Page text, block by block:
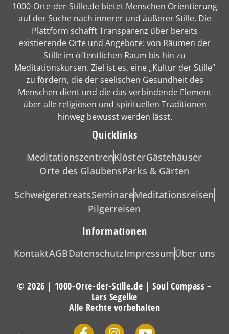
1000-Orte-der-Stille.de bietet Menschen Orientierung
auf der Suche nach innerer und äußerer Stille. Die
Plattform schafft Transparenz über bereits
existierende Orte und Angebote: von Räumen der
Stille im öffentlichen Raum bis hin zu
Meditationskursen. Ziel ist es, eine „Kultur der Stille“
zu fördern, die der seelischen Gesundheit des
Menschen dient und die das verbindende Element
über alle religiösen und spirituellen Traditionen
hinweg bewusst werden lässt.
Quicklinks
MeditationszentrenKlösterGästehäuser
Orte des GlaubensParks & Gärten
SchweigeretreatsSeminareMeditationsreisen
Pilgerreisen
Informationen
KontaktAGBDatenschutzImpressumÜber uns
© 2026 | 1000-Orte-der-Stille.de | Soul Compass –
Lars Segelke
Alle Rechte vorbehalten